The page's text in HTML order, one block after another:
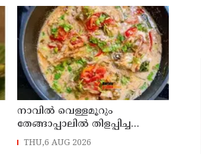
നാവിൽ വെള്ളമൂറും
തേങ്ങാപ്പാലിൽ തിളപ്പിച്ച
കരിമീൻ കറി
THU,6 AUG 2026